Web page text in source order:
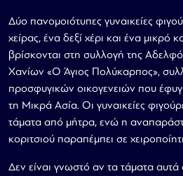
Δύο πανομοιότυπες γυναικείες
χείρας, ένα δεξί χέρι και ένα μικρό
βρίσκονται στη συλλογή της
Χανίων «Ο Άγιος Πολύκαρπος»,
προσφυγικών οικογενειών που
τη Μικρά Ασία. Οι γυναικείες
τάματα από μήτρα, ενώ η
κοριτσιού παραπέμπει σε
Δεν είναι γνωστό αν τα τάματα αυτά